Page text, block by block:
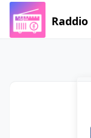
Raddio